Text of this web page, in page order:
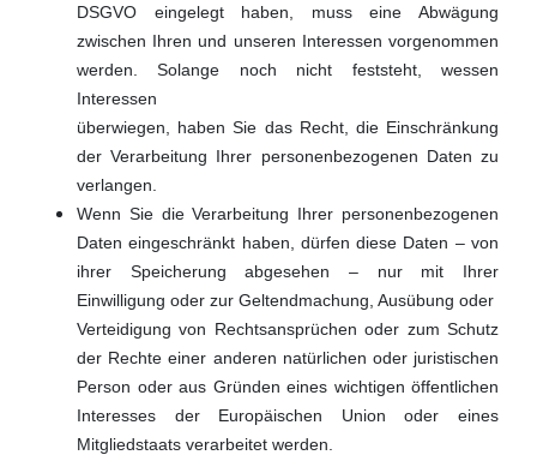
DSGVO eingelegt haben, muss eine Abwägung
zwischen Ihren und unseren Interessen vorgenommen
werden. Solange noch nicht feststeht, wessen
Interessen
überwiegen, haben Sie das Recht, die Einschränkung
der Verarbeitung Ihrer personenbezogenen Daten zu
verlangen.
Wenn Sie die Verarbeitung Ihrer personenbezogenen
Daten eingeschränkt haben, dürfen diese Daten – von
ihrer Speicherung abgesehen – nur mit Ihrer
Einwilligung oder zur Geltendmachung, Ausübung oder
Verteidigung von Rechtsansprüchen oder zum Schutz
der Rechte einer anderen natürlichen oder juristischen
Person oder aus Gründen eines wichtigen öffentlichen
Interesses der Europäischen Union oder eines
Mitgliedstaats verarbeitet werden.